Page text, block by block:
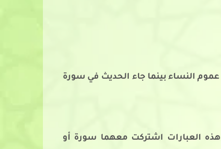
النساء بينما جاء الحديث في سورة
العبارات اشتركت معهما سورة أو